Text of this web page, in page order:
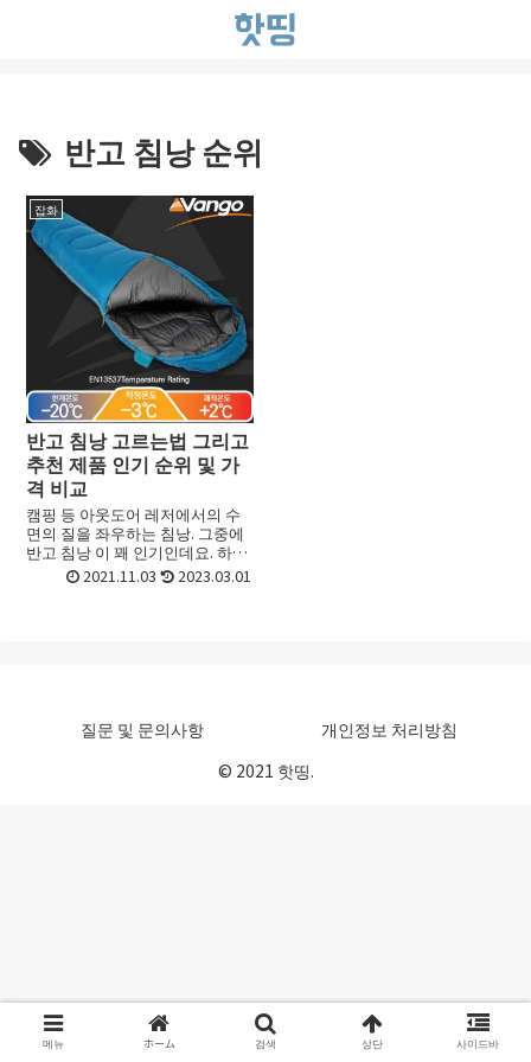
반고 침낭 순위
잡화
반고 침낭 고르는법 그리고
추천 제품 인기 순위 및 가
격 비교
캠핑 등 아웃도어 레저에서의 수
면의 질을 좌우하는 침낭. 그중에
반고 침낭 이 꽤 인기인데요. 하지
만 종류도 기능로 많아서 어떤 반
고 침낭를 골라야 할지 선택하기
2021.11.03 2023.03.01
질문 및 문의사항
개인정보 처리방침
© 2021 핫띵.
메뉴 ホーム 검색 상단 사이드바